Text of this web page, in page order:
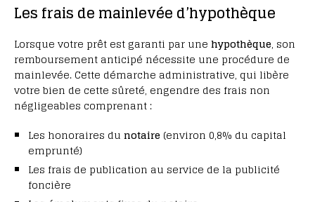
Les frais de mainlevée d’hypothèque
Lorsque votre prêt est garanti par une hypothèque, son
remboursement anticipé nécessite une procédure de
mainlevée. Cette démarche administrative, qui libère
votre bien de cette sûreté, engendre des frais non
négligeables comprenant :
Les honoraires du notaire (environ 0,8% du capital
emprunté)
Les frais de publication au service de la publicité
foncière